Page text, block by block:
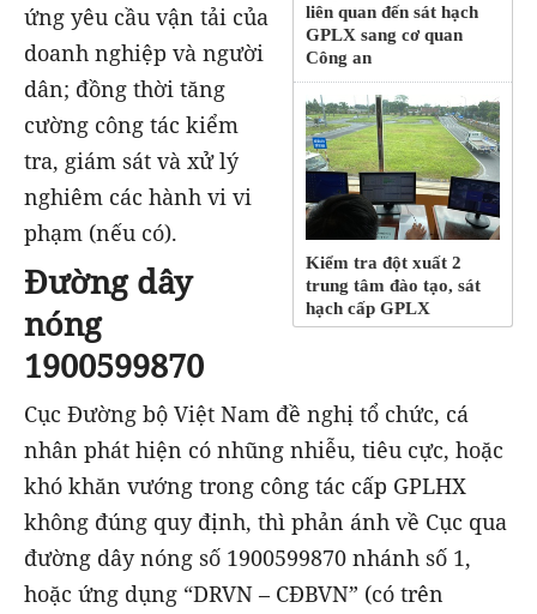
liên quan đến sát hạch
GPLX sang cơ quan
Công an
Kiểm tra đột xuất 2
trung tâm đào tạo, sát
hạch cấp GPLX
ứng yêu cầu vận tải của
doanh nghiệp và người
dân; đồng thời tăng
cường công tác kiểm
tra, giám sát và xử lý
nghiêm các hành vi vi
phạm (nếu có).
Đường dây
nóng
1900599870
Cục Đường bộ Việt Nam đề nghị tổ chức, cá
nhân phát hiện có nhũng nhiễu, tiêu cực, hoặc
khó khăn vướng trong công tác cấp GPLHX
không đúng quy định, thì phản ánh về Cục qua
đường dây nóng số 1900599870 nhánh số 1,
hoặc ứng dụng “DRVN – CĐBVN” (có trên